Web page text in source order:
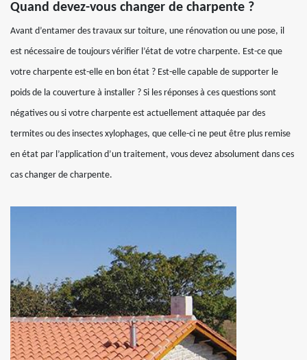
Quand devez-vous changer de charpente ?
Avant d’entamer des travaux sur toiture, une rénovation ou une pose, il
est nécessaire de toujours vérifier l’état de votre charpente. Est-ce que
votre charpente est-elle en bon état ? Est-elle capable de supporter le
poids de la couverture à installer ? Si les réponses à ces questions sont
négatives ou si votre charpente est actuellement attaquée par des
termites ou des insectes xylophages, que celle-ci ne peut être plus remise
en état par l’application d’un traitement, vous devez absolument dans ces
cas changer de charpente.